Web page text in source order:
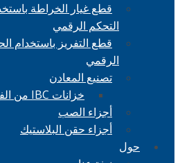
قطع غيار الخراطة
التحكم الرقمي
قطع التفريز باستخدام
الرقمي
تصنيع المعادن
خزانات IBC من الفولاذ المقاوم للصدأ
أجزاء الصب
أجزاء حقن البلاستيك
حول